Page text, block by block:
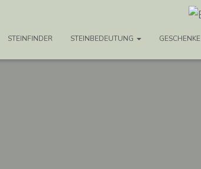
STEINFINDER STEINBEDEUTUNG GESCHENKE